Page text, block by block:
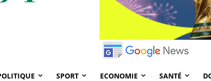
SPORT ECONOMIE SANTÉ